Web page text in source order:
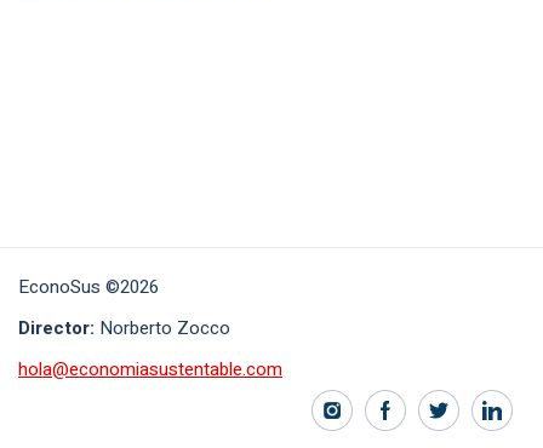
EconoSus ©2026
Director: Norberto Zocco
hola@economiasustentable.com